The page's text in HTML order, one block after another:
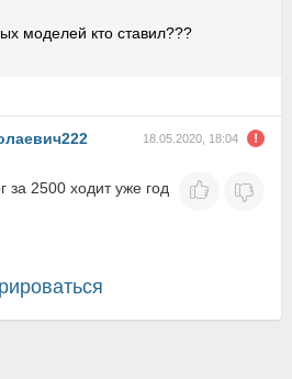
моделей кто ставил???
18.05.2020, 18:04
за 2500 ходит уже год